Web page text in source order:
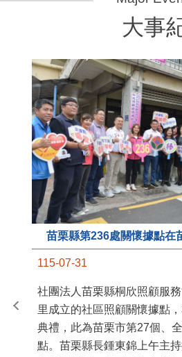
大事
苗栗縣第236處關懷據點在
115-07-31
社團法人苗栗縣桐欣照顧服
里成立的社區照顧關懷據點
典禮，此為苗栗市第27個、
點。苗栗縣長鍾東錦上午主